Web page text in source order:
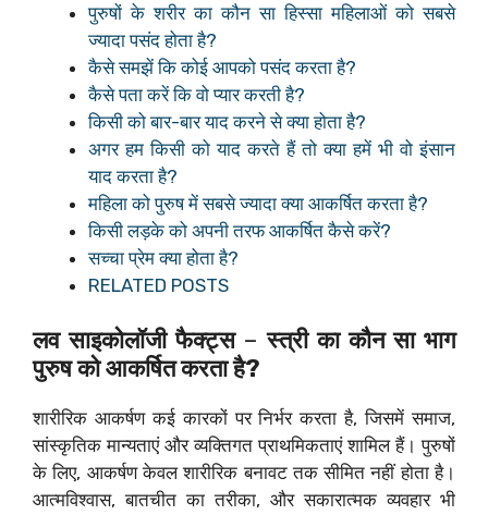
पुरुषों के शरीर का कौन सा हिस्सा महिलाओं को सबसे
ज्यादा पसंद होता है?
कैसे समझें कि कोई आपको पसंद करता है?
कैसे पता करें कि वो प्यार करती है?
किसी को बार-बार याद करने से क्या होता है?
अगर हम किसी को याद करते हैं तो क्या हमें भी वो इंसान
याद करता है?
महिला को पुरुष में सबसे ज्यादा क्या आकर्षित करता है?
किसी लड़के को अपनी तरफ आकर्षित कैसे करें?
सच्चा प्रेम क्या होता है?
RELATED POSTS
लव साइकोलॉजी फैक्ट्स–स्त्री का कौन सा भाग
पुरुष को आकर्षित करता है?
शारीरिक आकर्षण कई कारकों पर निर्भर करता है, जिसमें समाज,
सांस्कृतिक मान्यताएं और व्यक्तिगत प्राथमिकताएं शामिल हैं। पुरुषों
के लिए, आकर्षण केवल शारीरिक बनावट तक सीमित नहीं होता है।
आत्मविश्वास, बातचीत का तरीका, और सकारात्मक व्यवहार भी